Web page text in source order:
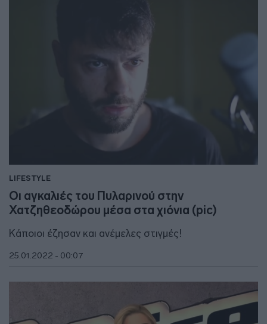
LIFESTYLE
Οι αγκαλιές του Πυλαρινού στην
Χατζηθεοδώρου μέσα στα χιόνια (pic)
Κάποιοι έζησαν και ανέμελες στιγμές!
25.01.2022 - 00:07